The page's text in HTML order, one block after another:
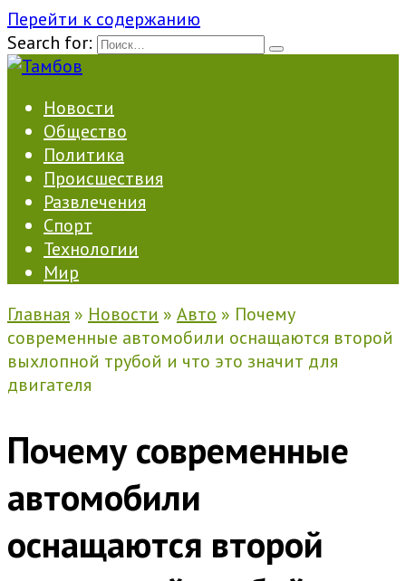
Перейти к содержанию
Search for:
Новости
Общество
Политика
Происшествия
Развлечения
Спорт
Технологии
Мир
Главная » Новости » Авто » Почему
современные автомобили оснащаются второй
выхлопной трубой и что это значит для
двигателя
Почему современные
автомобили
оснащаются второй